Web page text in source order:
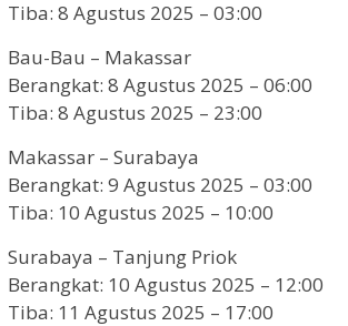
Tiba: 8 Agustus 2025 – 03:00
Bau-Bau – Makassar
Berangkat: 8 Agustus 2025 – 06:00
Tiba: 8 Agustus 2025 – 23:00
Makassar – Surabaya
Berangkat: 9 Agustus 2025 – 03:00
Tiba: 10 Agustus 2025 – 10:00
Surabaya – Tanjung Priok
Berangkat: 10 Agustus 2025 – 12:00
Tiba: 11 Agustus 2025 – 17:00